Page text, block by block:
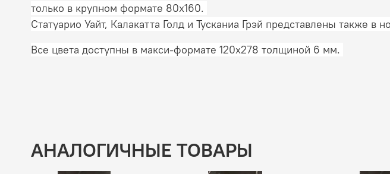
только в крупном формате 80x160.
Статуарио Уайт, Калакатта Голд и Тусканиа Грэй представлены также в
Все цвета доступны в макси-формате 120x278 толщиной 6 мм.
АНАЛОГИЧНЫЕ ТОВАРЫ